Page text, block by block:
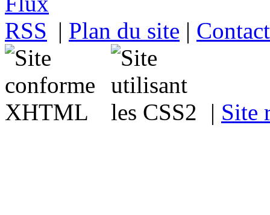
| Plan du site |
| Site